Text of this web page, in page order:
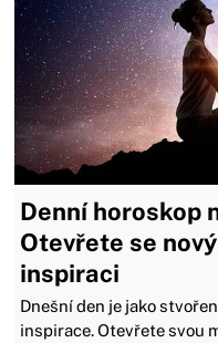
Denní horoskop
Otevřete se
inspiraci
Dnešní den je jako
inspirace. Otevřete svou